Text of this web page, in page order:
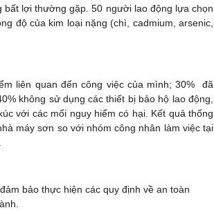
bất lợi thường gặp. 50 người lao động lựa chọn
độ của kim loại nặng (chì, cadmium, arsenic,
liên quan đến công việc của mình; 30% đã
không sử dụng các thiết bị bảo hộ lao động,
với các mối nguy hiểm có hại. Kết quả thống
máy sơn so với nhóm công nhân làm việc tại
bảo thực hiện các quy định về an toàn